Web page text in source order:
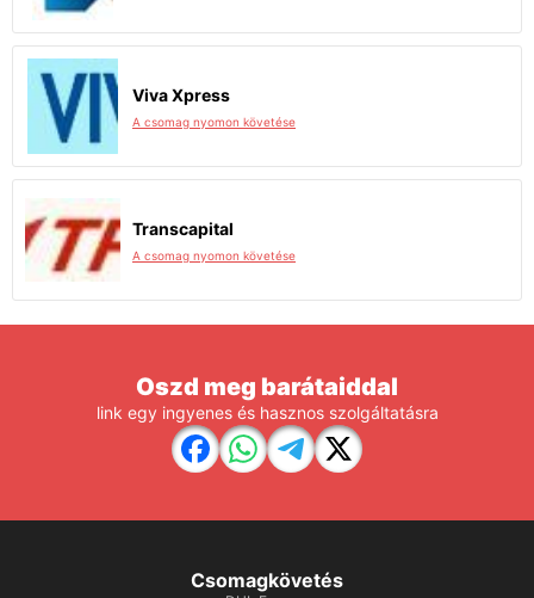
Viva Xpress
A csomag nyomon követése
Transcapital
A csomag nyomon követése
Oszd meg barátaiddal
link egy ingyenes és hasznos szolgáltatásra
Csomagkövetés